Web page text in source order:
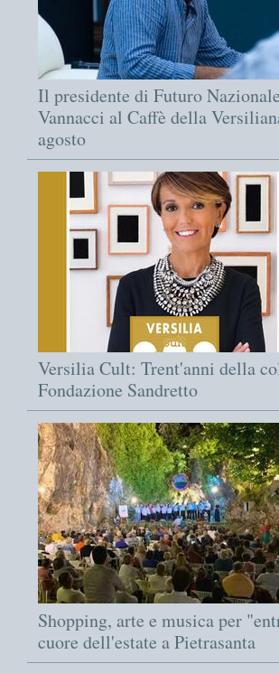
Il presidente di Futuro
Vannacci al Caffè della
agosto
Versilia Cult: Trent'anni della
Fondazione Sandretto
Shopping, arte e musica per
cuore dell'estate a Pietrasanta